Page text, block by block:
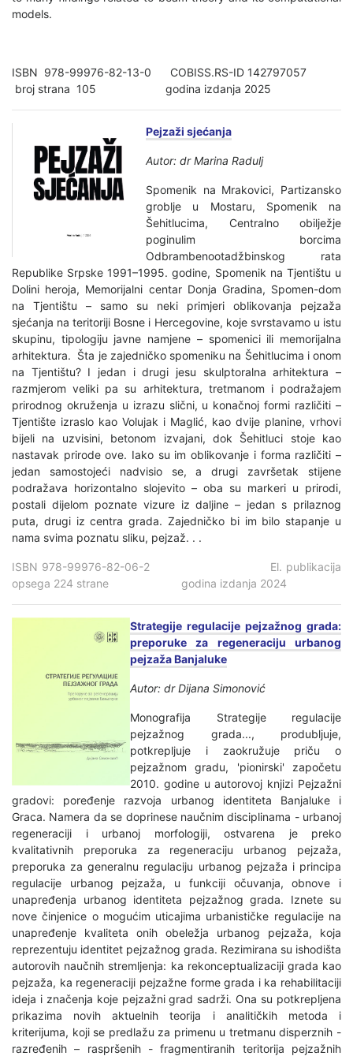
models.
ISBN 978-99976-82-13-0 COBISS.RS-ID 142797057
broj strana 105 godina izdanja 2025
Pejzaži sjećanja
Autor: dr Marina Radulj
Spomenik na Mrakovici, Partizansko
groblje u Mostaru, Spomenik na
Šehitlucima, Centralno obilježje
poginulim borcima
Odbrambenootadžbinskog rata
Republike Srpske 1991–1995. godine, Spomenik na Tjentištu u
Dolini heroja, Memorijalni centar Donja Gradina, Spomen-dom
na Tjentištu – samo su neki primjeri oblikovanja pejzaža
sjećanja na teritoriji Bosne i Hercegovine, koje svrstavamo u istu
skupinu, tipologiju javne namjene – spomenici ili memorijalna
arhitektura. Šta je zajedničko spomeniku na Šehitlucima i onom
na Tjentištu? I jedan i drugi jesu skulptoralna arhitektura –
razmjerom veliki pa su arhitektura, tretmanom i podražajem
prirodnog okruženja u izrazu slični, u konačnoj formi različiti –
Tjentište izraslo kao Volujak i Maglić, kao dvije planine, vrhovi
bijeli na uzvisini, betonom izvajani, dok Šehitluci stoje kao
nastavak prirode ove. Iako su im oblikovanje i forma različiti –
jedan samostojeći nadvisio se, a drugi završetak stijene
podražava horizontalno slojevito – oba su markeri u prirodi,
postali dijelom poznate vizure iz daljine – jedan s prilaznog
puta, drugi iz centra grada. Zajedničko bi im bilo stapanje u
nama svima poznatu sliku, pejzaž. . .
ISBN 978-99976-82-06-2 El. publikacija
opsega 224 strane godina izdanja 2024
Strategije regulacije pejzažnog grada:
preporuke za regeneraciju urbanog
pejzaža Banjaluke
Autor: dr Dijana Simonović
Monografija Strategije regulacije
pejzažnog grada..., produbljuje,
potkrepljuje i zaokružuje priču o
pejzažnom gradu, 'pionirski' započetu
2010. godine u autorovoj knjizi Pejzažni
gradovi: poređenje razvoja urbanog identiteta Banjaluke i
Graca. Namera da se doprinese naučnim disciplinama - urbanoj
regeneraciji i urbanoj morfologiji, ostvarena je preko
kvalitativnih preporuka za regeneraciju urbanog pejzaža,
preporuka za generalnu regulaciju urbanog pejzaža i principa
regulacije urbanog pejzaža, u funkciji očuvanja, obnove i
unapređenja urbanog identiteta pejzažnog grada. Iznete su
nove činjenice o mogućim uticajima urbanističke regulacije na
unapređenje kvaliteta onih obeležja urbanog pejzaža, koja
reprezentuju identitet pejzažnog grada. Rezimirana su ishodišta
autorovih naučnih stremljenja: ka rekonceptualizaciji grada kao
pejzaža, ka regeneraciji pejzažne forme grada i ka rehabilitaciji
ideja i značenja koje pejzažni grad sadrži. Ona su potkrepljena
prikazima novih aktuelnih teorija i analitičkih metoda i
kriterijuma, koji se predlažu za primenu u tretmanu disperznih -
razređenih – raspršenih - fragmentiranih teritorija pejzažnih